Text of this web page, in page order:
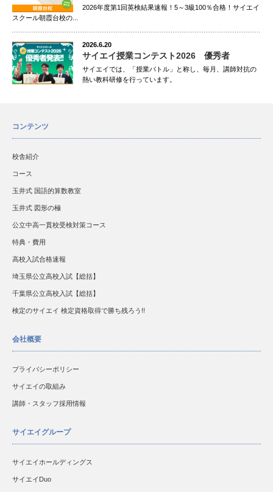
2026年度第1回英検結果速報！5～3級100％合格！サイエイ
スクール朝霞台校の...
2026.6.20
サイエイ授業コンテスト2026 優秀者
サイエイでは、「授業バトル」と称し、毎月、講師対抗の
熱い教科研修を行っています。
コンテンツ
校舎紹介
コース
玉井式 国語的算数教室
玉井式 図形の極
公立中高一貫校受検対策コース
特典・費用
高校入試合格速報
埼玉県公立高校入試【総括】
千葉県公立高校入試【総括】
検定のサイエイ 検定資格取得で勝ち残ろう!!
会社概要
プライバシーポリシー
サイエイの取組み
講師・スタッフ採用情報
サイエイグループ
サイエイホールディングス
サイエイDuo